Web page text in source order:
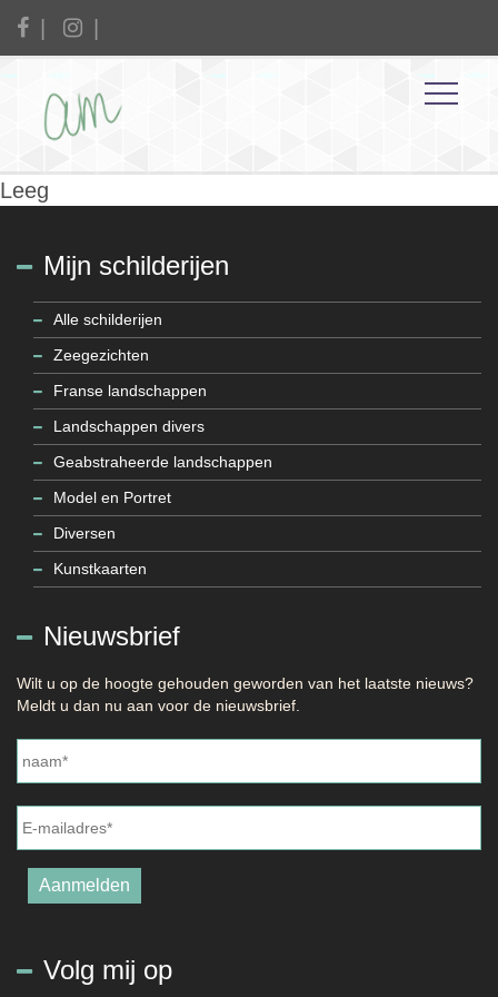
Leeg
Mijn schilderijen
Alle schilderijen
Zeegezichten
Franse landschappen
Landschappen divers
Geabstraheerde landschappen
Model en Portret
Diversen
Kunstkaarten
Nieuwsbrief
Wilt u op de hoogte gehouden geworden van het laatste nieuws?
Meldt u dan nu aan voor de nieuwsbrief.
Aanmelden
Volg mij op